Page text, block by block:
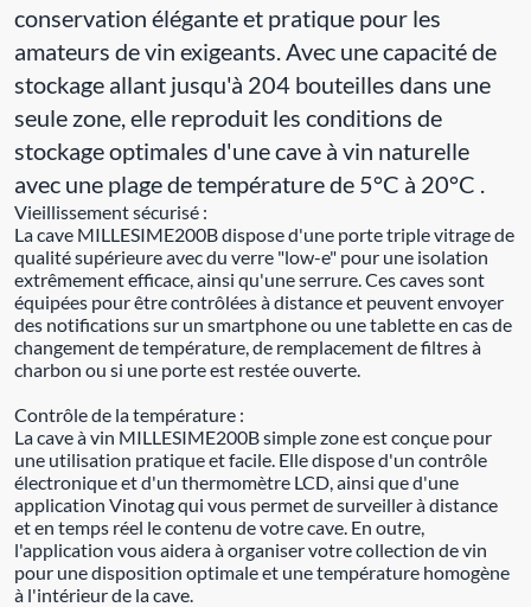
conservation élégante et pratique pour les
amateurs de vin exigeants. Avec une capacité de
stockage allant jusqu'à 204 bouteilles dans une
seule zone, elle reproduit les conditions de
stockage optimales d'une cave à vin naturelle
avec une plage de température de 5°C à 20°C .
Vieillissement sécurisé :
La cave MILLESIME200B dispose d'une porte triple vitrage de
qualité supérieure avec du verre "low-e" pour une isolation
extrêmement efficace, ainsi qu'une serrure. Ces caves sont
équipées pour être contrôlées à distance et peuvent envoyer
des notifications sur un smartphone ou une tablette en cas de
changement de température, de remplacement de filtres à
charbon ou si une porte est restée ouverte.
Contrôle de la température :
La cave à vin MILLESIME200B simple zone est conçue pour
une utilisation pratique et facile. Elle dispose d'un contrôle
électronique et d'un thermomètre LCD, ainsi que d'une
application Vinotag qui vous permet de surveiller à distance
et en temps réel le contenu de votre cave. En outre,
l'application vous aidera à organiser votre collection de vin
pour une disposition optimale et une température homogène
à l'intérieur de la cave.